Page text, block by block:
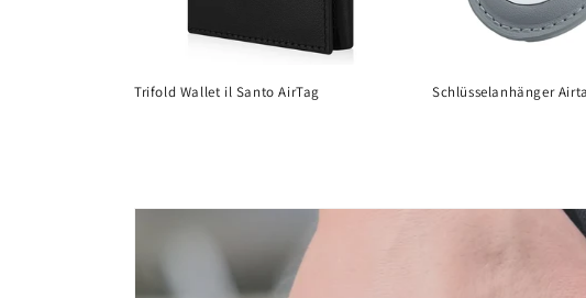
Trifold Wallet il Santo AirTag Schlüsselanhänger